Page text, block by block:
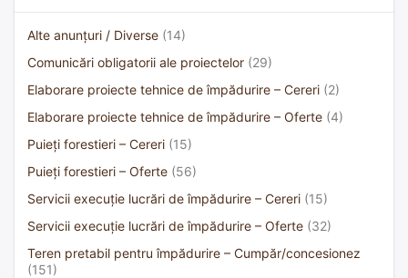
Alte anunțuri / Diverse (14)
Comunicări obligatorii ale proiectelor (29)
Elaborare proiecte tehnice de împădurire – Cereri (2)
Elaborare proiecte tehnice de împădurire – Oferte (4)
Puieți forestieri – Cereri (15)
Puieți forestieri – Oferte (56)
Servicii execuție lucrări de împădurire – Cereri (15)
Servicii execuție lucrări de împădurire – Oferte (32)
Teren pretabil pentru împădurire – Cumpăr/concesionez
(151)